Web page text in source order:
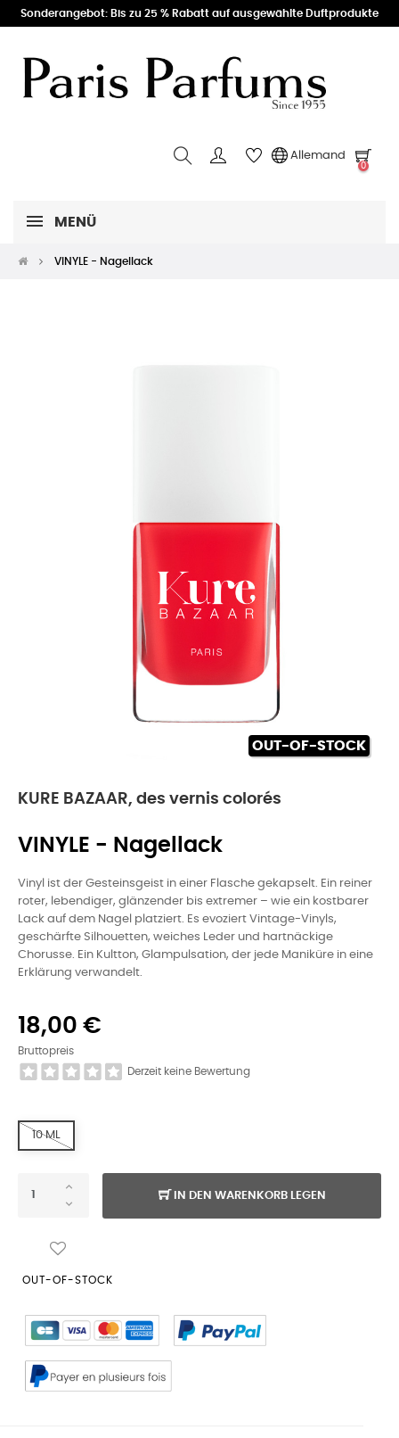
Sonderangebot: Bis zu 25 % Rabatt auf ausgewählte Duftprodukte
Allemand
0
MENÜ
VINYLE - Nagellack
OUT-OF-STOCK
KURE BAZAAR, des vernis colorés
VINYLE - Nagellack
Vinyl ist der Gesteinsgeist in einer Flasche gekapselt. Ein reiner
roter, lebendiger, glänzender bis extremer – wie ein kostbarer
Lack auf dem Nagel platziert. Es evoziert Vintage-Vinyls,
geschärfte Silhouetten, weiches Leder und hartnäckige
Chorusse. Ein Kultton, Glampulsation, der jede Maniküre in eine
Erklärung verwandelt.
18,00 €
Bruttopreis
Derzeit keine Bewertung
10 ML
IN DEN WARENKORB LEGEN
OUT-OF-STOCK